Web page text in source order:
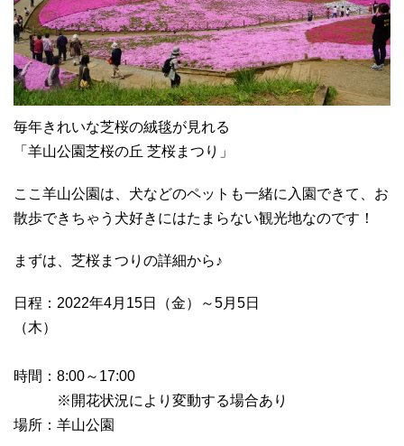
毎年きれいな芝桜の絨毯が見れる
「羊山公園芝桜の丘 芝桜まつり」
ここ羊山公園は、犬などのペットも一緒に入園できて、お
散歩できちゃう犬好きにはたまらない観光地なのです！
まずは、芝桜まつりの詳細から♪
日程：2022年4月15日（金）～5月5日
（木）
時間：8:00～17:00
※開花状況により変動する場合あり
場所：羊山公園